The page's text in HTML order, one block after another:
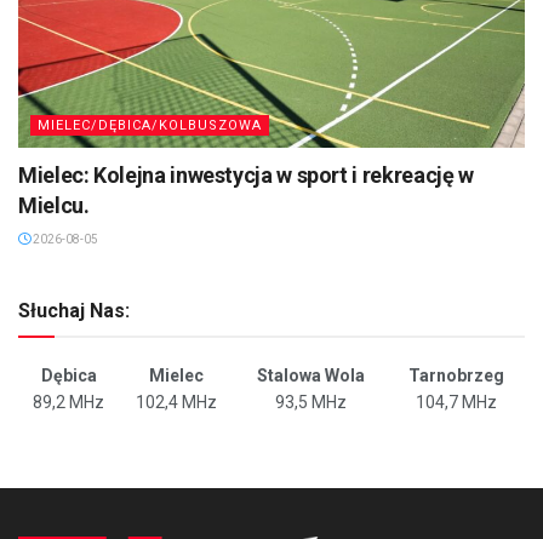
MIELEC/DĘBICA/KOLBUSZOWA
Mielec: Kolejna inwestycja w sport i rekreację w
Mielcu.
2026-08-05
Słuchaj Nas:
Dębica Mielec Stalowa Wola
Tarnobrzeg
89,2 MHz
102,4 MHz 93,5 MHz 104,7 MHz